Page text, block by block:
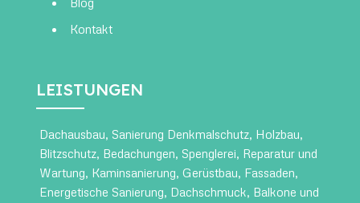
Kontakt
LEISTUNGEN
Dachausbau, Sanierung Denkmalschutz, Holzbau,
Blitzschutz, Bedachungen, Spenglerei, Reparatur und
Wartung, Kaminsanierung, Gerüstbau, Fassaden,
Energetische Sanierung, Dachschmuck, Balkone und